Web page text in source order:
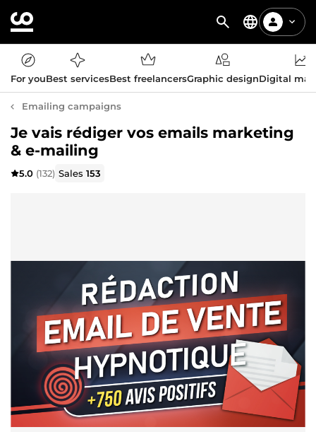
For youBest servicesBest freelancersGraphic designDigital
Emailing campaigns
Je vais rédiger vos emails marketing
& e-mailing
5.0 (132) Sales153